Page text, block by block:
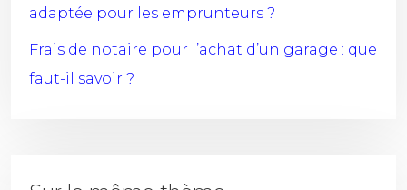
adaptée pour les emprunteurs ?
Frais de notaire pour l’achat d’un garage : que
faut-il savoir ?